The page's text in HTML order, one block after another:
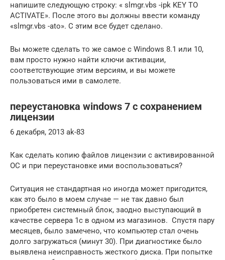
напишите следующую строку: « slmgr.vbs -ipk KEY TO
ACTIVATE». После этого вы должны ввести команду
«slmgr.vbs -ato». С этим все будет сделано.
Вы можете сделать то же самое с Windows 8.1 или 10,
вам просто нужно найти ключи активации,
соответствующие этим версиям, и вы можете
пользоваться ими в самолете.
переустановка windows 7 с сохранением
лицензии
6 декабря, 2013 ak-83
Как сделать копию файлов лицензии с активированной
ОС и при переустановке ими воспользоваться?
Ситуация не стандартная но иногда может пригодится,
как это было в моем случае — не так давно был
приобретен системный блок, заодно выступающий в
качестве сервера 1с в одном из магазинов. Спустя пару
месяцев, было замечено, что компьютер стал очень
долго загружаться (минут 30). При диагностике было
выявлена неисправность жесткого диска. При попытке